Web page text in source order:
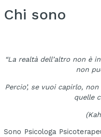
Chi sono
“La realtà dell’altro non è
non
Percio’, se vuoi capirlo,
quelle
Sono Psicologa